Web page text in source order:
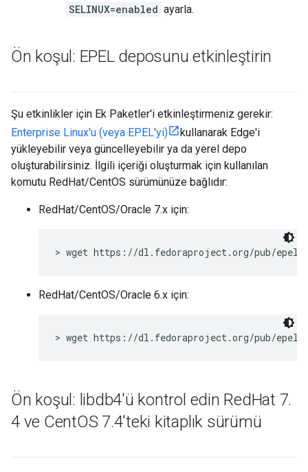
SELINUX=enabled ayarla.
Ön koşul: EPEL deposunu etkinleştirin
Şu etkinlikler için Ek Paketler'i etkinleştirmeniz gerekir:
Enterprise Linux'u (veya EPEL'yi)
kullanarak Edge'i
yükleyebilir veya güncelleyebilir ya da yerel depo
oluşturabilirsiniz. İlgili içeriği oluşturmak için kullanılan
komutu RedHat/CentOS sürümünüze bağlıdır:
RedHat/CentOS/Oracle 7.x için:
> wget https://dl.fedoraproject.org/pub/epel/
RedHat/CentOS/Oracle 6.x için:
> wget https://dl.fedoraproject.org/pub/epel/
Ön koşul: libdb4'ü kontrol edin RedHat 7.
4 ve CentOS 7.4'teki kitaplık sürümü